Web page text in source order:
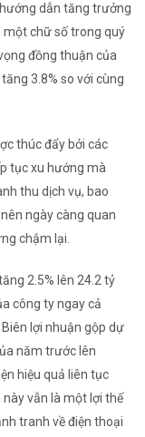
dẫn tăng trưởng
chữ số trong quý
đồng thuận của
3.8% so với cùng
thúc đẩy bởi các
tục xu hướng mà
thu dịch vụ, bao
ngày càng quan
chậm lại.
2.5% lên 24.2 tỷ
công ty ngay cả
lợi nhuận gộp dự
năm trước lên
hiệu quả liên tục
vẫn là một lợi thế
tranh về điện thoại